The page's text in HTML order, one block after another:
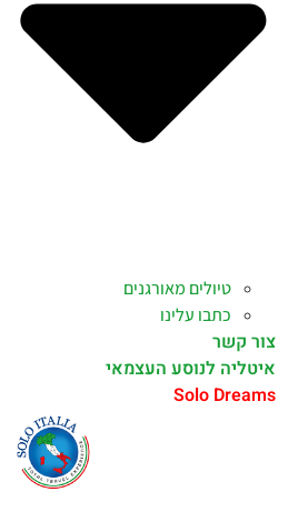
טיולים מאורגנים
כתבו עלינו
צור קשר
איטליה לנוסע העצמאי
Solo Dreams